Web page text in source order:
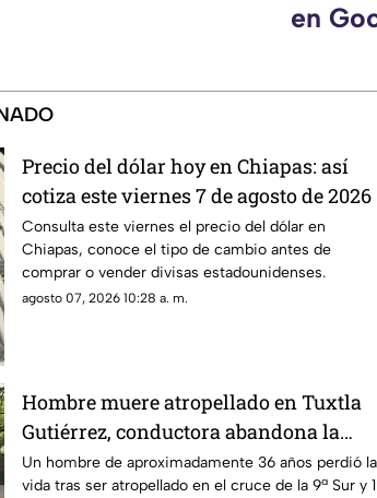
en
Precio del dólar hoy en Chiapas: así
cotiza este viernes 7 de agosto de 2026
Consulta este viernes el precio del dólar en
Chiapas, conoce el tipo de cambio antes de
comprar o vender divisas estadounidenses.
agosto 07, 2026 10:28 a. m.
Hombre muere atropellado en Tuxtla
Gutiérrez, conductora abandona la
camioneta
Un hombre de aproximadamente 36 años perdió la
vida tras ser atropellado en el cruce de la 9ª Sur y